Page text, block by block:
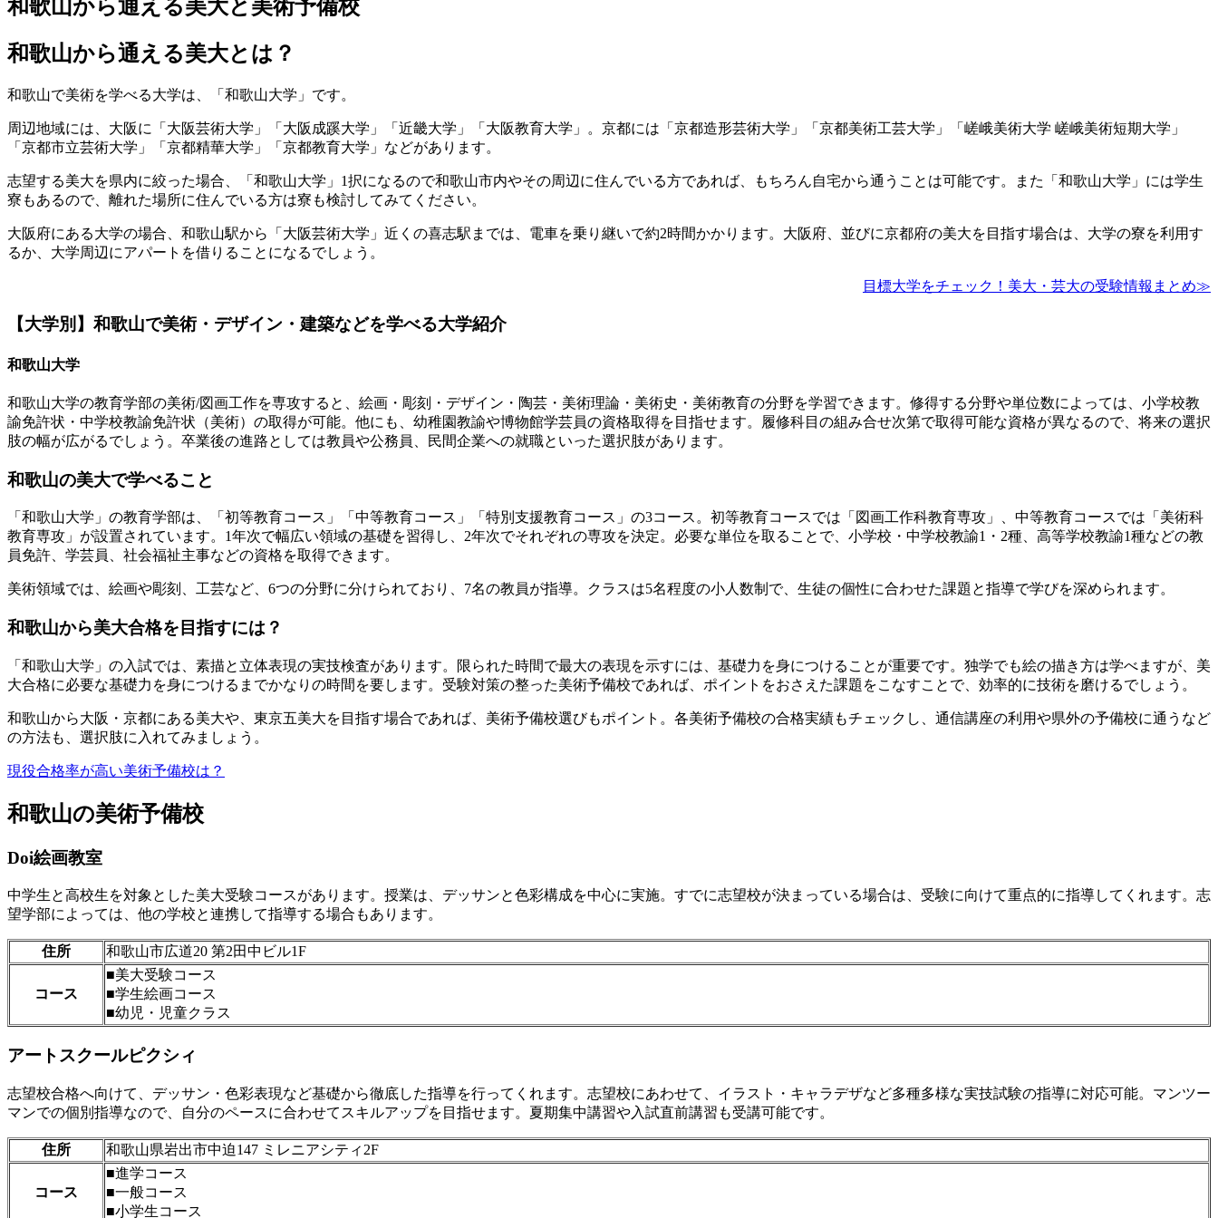
和歌山から通える美大と美術予備校
和歌山から通える美大とは？
和歌山で美術を学べる大学は、「和歌山大学」です。
周辺地域には、大阪に「大阪芸術大学」「大阪成蹊大学」「近畿大学」「大阪教育大学」。京都には「京都造形芸術大学」「京都美術工芸大学」「嵯峨美術大学 嵯峨美術短期大学」
「京都市立芸術大学」「京都精華大学」「京都教育大学」などがあります。
志望する美大を県内に絞った場合、「和歌山大学」1択になるので和歌山市内やその周辺に住んでいる方であれば、もちろん自宅から通うことは可能です。また「和歌山大学」には学生
寮もあるので、離れた場所に住んでいる方は寮も検討してみてください。
大阪府にある大学の場合、和歌山駅から「大阪芸術大学」近くの喜志駅までは、電車を乗り継いで約2時間かかります。大阪府、並びに京都府の美大を目指す場合は、大学の寮を利用す
るか、大学周辺にアパートを借りることになるでしょう。
目標大学をチェック！美大・芸大の受験情報まとめ≫
【大学別】和歌山で美術・デザイン・建築などを学べる大学紹介
和歌山大学
和歌山大学の教育学部の美術/図画工作を専攻すると、絵画・彫刻・デザイン・陶芸・美術理論・美術史・美術教育の分野を学習できます。修得する分野や単位数によっては、小学校教
諭免許状・中学校教諭免許状（美術）の取得が可能。他にも、幼稚園教諭や博物館学芸員の資格取得を目指せます。履修科目の組み合せ次第で取得可能な資格が異なるので、将来の選択
肢の幅が広がるでしょう。卒業後の進路としては教員や公務員、民間企業への就職といった選択肢があります。
和歌山の美大で学べること
「和歌山大学」の教育学部は、「初等教育コース」「中等教育コース」「特別支援教育コース」の3コース。初等教育コースでは「図画工作科教育専攻」、中等教育コースでは「美術科
教育専攻」が設置されています。1年次で幅広い領域の基礎を習得し、2年次でそれぞれの専攻を決定。必要な単位を取ることで、小学校・中学校教諭1・2種、高等学校教諭1種などの教
員免許、学芸員、社会福祉主事などの資格を取得できます。
美術領域では、絵画や彫刻、工芸など、6つの分野に分けられており、7名の教員が指導。クラスは5名程度の小人数制で、生徒の個性に合わせた課題と指導で学びを深められます。
和歌山から美大合格を目指すには？
「和歌山大学」の入試では、素描と立体表現の実技検査があります。限られた時間で最大の表現を示すには、基礎力を身につけることが重要です。独学でも絵の描き方は学べますが、美
大合格に必要な基礎力を身につけるまでかなりの時間を要します。受験対策の整った美術予備校であれば、ポイントをおさえた課題をこなすことで、効率的に技術を磨けるでしょう。
和歌山から大阪・京都にある美大や、東京五美大を目指す場合であれば、美術予備校選びもポイント。各美術予備校の合格実績もチェックし、通信講座の利用や県外の予備校に通うなど
の方法も、選択肢に入れてみましょう。
現役合格率が高い美術予備校は？
和歌山の美術予備校
Doi絵画教室
中学生と高校生を対象とした美大受験コースがあります。授業は、デッサンと色彩構成を中心に実施。すでに志望校が決まっている場合は、受験に向けて重点的に指導してくれます。志
望学部によっては、他の学校と連携して指導する場合もあります。
住所 和歌山市広道20 第2田中ビル1F
コース
■美大受験コース
■学生絵画コース
■幼児・児童クラス
アートスクールピクシィ
志望校合格へ向けて、デッサン・色彩表現など基礎から徹底した指導を行ってくれます。志望校にあわせて、イラスト・キャラデザなど多種多様な実技試験の指導に対応可能。マンツー
マンでの個別指導なので、自分のペースに合わせてスキルアップを目指せます。夏期集中講習や入試直前講習も受講可能です。
住所 和歌山県岩出市中迫147 ミレニアシティ2F
コース
■進学コース
■一般コース
■小学生コース